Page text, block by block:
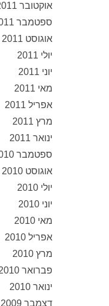
אוקטובר 2011
ספטמבר 2011
אוגוסט 2011
יולי 2011
יוני 2011
מאי 2011
אפריל 2011
מרץ 2011
ינואר 2011
ספטמבר 2010
אוגוסט 2010
יולי 2010
יוני 2010
מאי 2010
אפריל 2010
מרץ 2010
פברואר 2010
ינואר 2010
דצמבר 2009